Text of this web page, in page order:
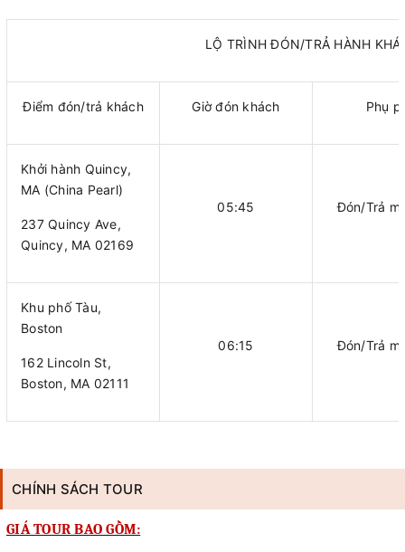
LỘ TRÌNH ĐÓN/TRẢ HÀNH
Điểm đón/trả khách Giờ đón khách Phụ
Khởi hành Quincy,
MA (China Pearl)
237 Quincy Ave,
Quincy, MA 02169
05:45 Đón/Trả
Khu phố Tàu,
Boston
162 Lincoln St,
Boston, MA 02111
06:15 Đón/Trả
CHÍNH SÁCH TOUR
GIÁ TOUR BAO GỒM: